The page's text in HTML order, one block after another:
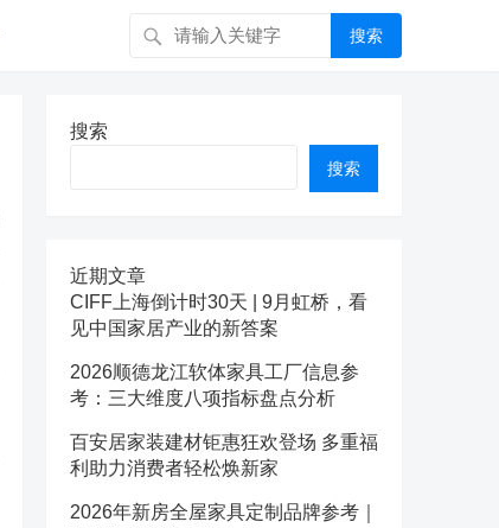
搜索
搜索
搜索
近期文章
CIFF上海倒计时30天 | 9月虹桥，看
见中国家居产业的新答案
2026顺德龙江软体家具工厂信息参
考：三大维度八项指标盘点分析
百安居家装建材钜惠狂欢登场 多重福
利助力消费者轻松焕新家
2026年新房全屋家具定制品牌参考｜